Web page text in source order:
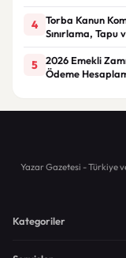
4
Torba Kanun
Sınırlama, Tapu
5
2026 Emekli
Ödeme
Yazar Gazetesi - Türkiye
Kategoriler